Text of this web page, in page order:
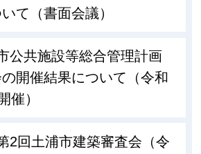
て（書面会議）
公共施設等総合管理計画
開催結果について（令和
催）
2回土浦市建築審査会（令